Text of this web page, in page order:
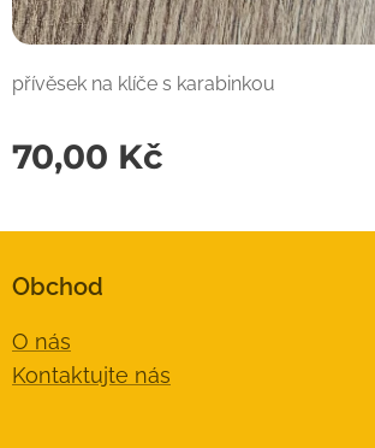
přívěsek na klíče s karabinkou
70,00 Kč
Obchod
O nás
Kontaktujte nás